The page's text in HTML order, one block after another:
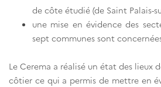
de côte étudié (de Saint Palais-
une mise en évidence des
sept communes sont
Le Cerema a réalisé un état des lieux
côtier ce qui a permis de mettre en